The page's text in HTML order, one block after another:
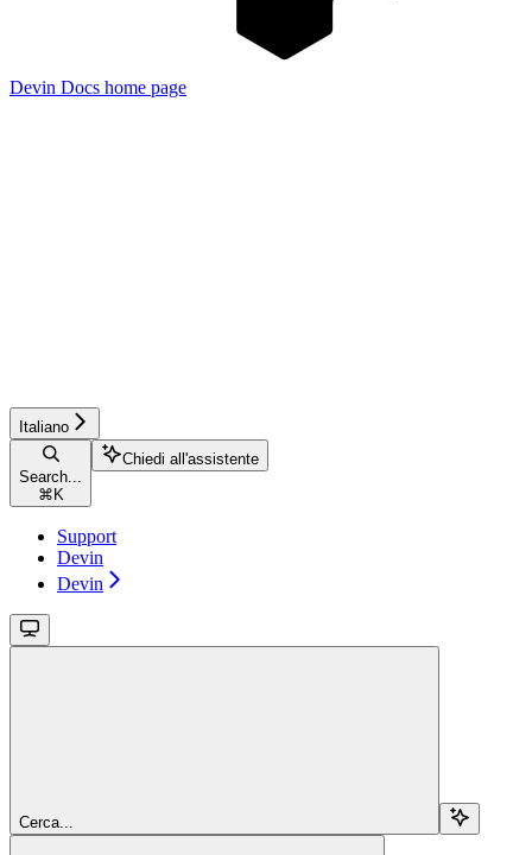
Devin Docs home page
Italiano
Search...
⌘ K
Chiedi all'assistente
Support
Devin
Devin
Cerca...